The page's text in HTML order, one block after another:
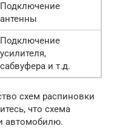
Подключение
антенны
Подключение
усилителя,
сабвуфера и т.д.
схем распиновки
что схема
автомобилю.